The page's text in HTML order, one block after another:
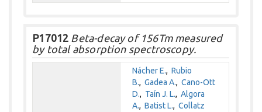
P17012 Beta-decay of 156Tm measured
by total absorption spectroscopy.
Nácher E.,Rubio
B.,Gadea A.,Cano-Ott
D., Taín J. L.,Algora
A.,Batist L.,Collatz